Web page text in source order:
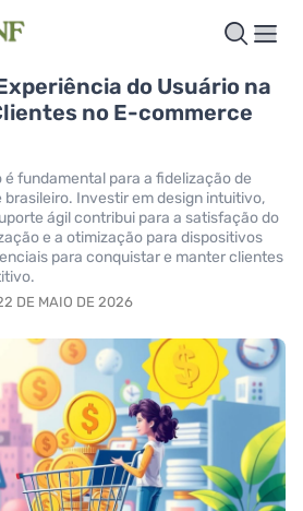
do Usuário na
no E-commerce
fundamental para a fidelização de
Investir em design intuitivo,
ágil contribui para a satisfação do
e a otimização para dispositivos
para conquistar e manter clientes
DE MAIO DE 2026